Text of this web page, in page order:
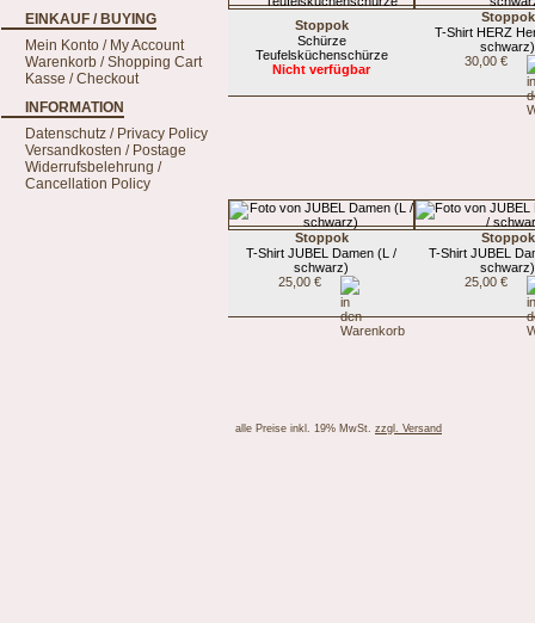
EINKAUF / BUYING
Mein Konto / My Account
Warenkorb / Shopping Cart
Kasse / Checkout
INFORMATION
Datenschutz / Privacy Policy
Versandkosten / Postage
Widerrufsbelehrung /
Cancellation Policy
Stoppok
Schürze
Teufelsküchenschürze
Nicht verfügbar
Stoppok
T-Shirt HERZ
schwarz)
30,00 €
Stoppok
T-Shirt JUBEL Damen (L /
schwarz)
25,00 €
Stoppok
T-Shirt JUBEL
schwarz)
25,00 €
alle Preise inkl. 19% MwSt. zzgl. Versand